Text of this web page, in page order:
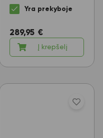
Yra prekyboje
289,95 €
Į krepšelį